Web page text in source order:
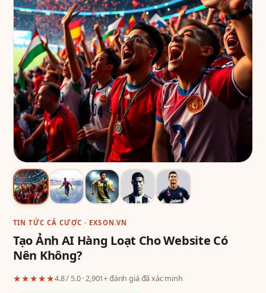
TIN TỨC CÁ CƯỢC · EXSON.VN
Tạo Ảnh AI Hàng Loạt Cho Website Có
Nên Không?
★★★★★4.8 / 5.0 · 2,901+ đánh giá đã xác minh